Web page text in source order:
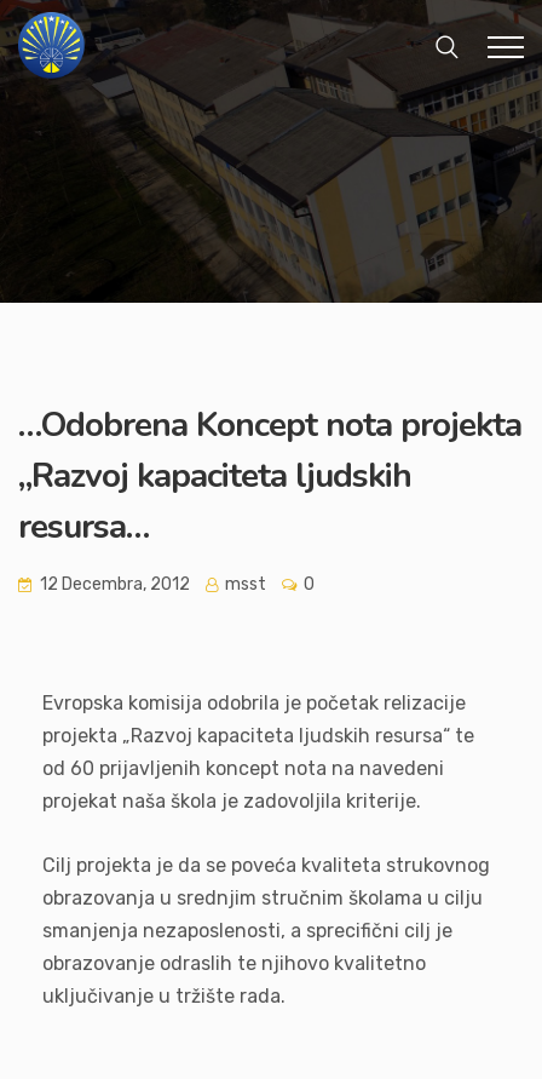
…Odobrena Koncept nota projekta
„Razvoj kapaciteta ljudskih
resursa…
12 Decembra, 2012 msst 0
Evropska komisija odobrila je početak relizacije
projekta „Razvoj kapaciteta ljudskih resursa“ te
od 60 prijavljenih koncept nota na navedeni
projekat naša škola je zadovoljila kriterije.
Cilj projekta je da se poveća kvaliteta strukovnog
obrazovanja u srednjim stručnim školama u cilju
smanjenja nezaposlenosti, a sprecifični cilj je
obrazovanje odraslih te njihovo kvalitetno
uključivanje u tržište rada.